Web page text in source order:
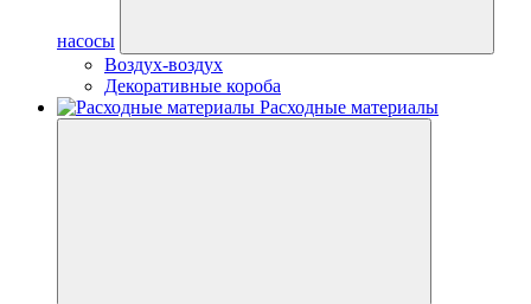
насосы
Воздух-воздух
Декоративные короба
Расходные материалы